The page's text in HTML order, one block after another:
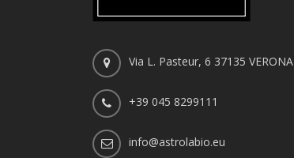
Via L. Pasteur, 6 37135 VERONA
+39 045 8299111
info@astrolabio.eu